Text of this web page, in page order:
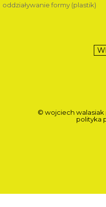
oddziaływanie formy (plastik)
© wojciech walasiak
polityka